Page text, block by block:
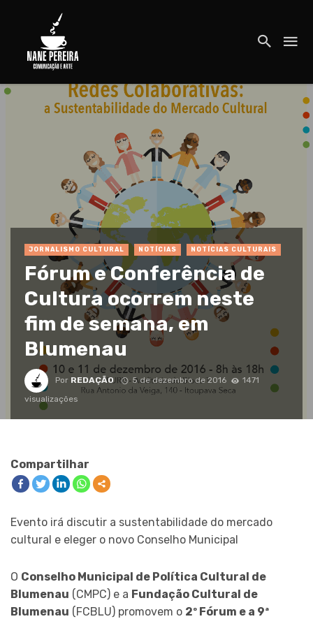
JORNALISMO CULTURAL NOTÍCIAS NOTÍCIAS CULTURAIS
Fórum e Conferência de
Cultura ocorrem neste
fim de semana, em
Blumenau
Por REDAÇÃO 5 de dezembro de 2016
1471
visualizações
Compartilhar
Evento irá discutir a sustentabilidade do mercado
cultural e eleger o novo Conselho Municipal
O Conselho Municipal de Política Cultural de
Blumenau (CMPC) e a Fundação Cultural de
Blumenau (FCBLU) promovem o 2º Fórum e a 9ª